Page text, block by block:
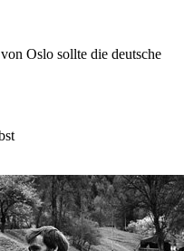
Oslo sollte die deutsche